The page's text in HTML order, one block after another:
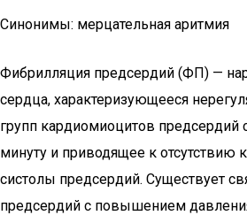
Синонимы: мерцательная аритмия
Фибрилляция предсердий (ФП) —
сердца, характеризующееся
групп кардиомиоцитов предсердий
минуту и приводящее к отсутствию
систолы предсердий. Существует
предсердий с повышением